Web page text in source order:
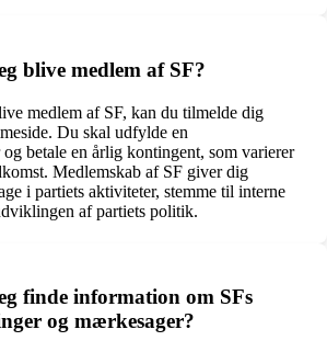
blive medlem af SF?
medlem af SF, kan du tilmelde dig
Du skal udfylde en
betale en årlig kontingent, som varierer
Medlemskab af SF giver dig
i partiets aktiviteter, stemme til interne
af partiets politik.
finde information om SFs
og mærkesager?